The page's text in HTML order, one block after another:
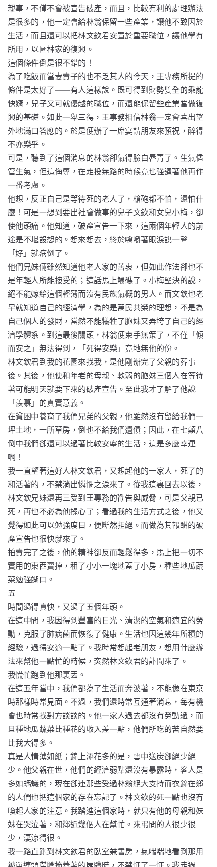
親事，不僅不會被宣告破產，而且，比較有利的處理辦法
是很多的，他一定會給林翁保留一些產業，讓他不致因於
生活，而且還可以把林文欽君安置於重要職位，讓他學有
所用，以圖林家的復興。
這個條件倒是很不錯的！
為了吃飯而當妻賣子的也不乏其人的今天，王專務所提的
條件是太好了——有人這樣說。既可得到財勢雙全的乘龍
快婿，兒子又可就優越的職位，而還能保留些產業當做復
興的基礎。如此一舉三得，王事務相信林翁一定會喜出望
外地滿口答應的。於是便辦了一席宴請朋友來預祝，醉得
不亦樂乎。
可是，聽到了這個消息的林翁卻氣得臉白唇青了。生氣儘
管生氣，但這侮辱，在走投無路的時候竟也強逼著他再作
一番考慮。
他想，反正自己是等待死的老人了，槍砲都不怕，還怕什
麼！可是一想到要出社會做事的兒子文欽和女兒小梅，卻
使他頭痛。他知道，破產宣告一下來，這兩個年輕人的前
途是不堪設想的。想來想去，終於噙嚼著眼淚說一聲
「好」就病倒了。
他們兄妹倆雖然知道他老人家的苦衷，但如此作法卻也不
是年輕人所能接受的；這話馬上觸礁了。小梅堅決的說，
絕不能嫁給這個輕薄而沒有民族氣概的男人。而文欽也老
早就知道自己的經濟學，為的是萬民共榮的理想，不是為
自己個人的發財，當然不能犧牲了胞妹又弄垮了自己的經
濟學體系。到這最後關頭，林翁便束手無策了，不僅「傾
而安之」無法得到，「死得安樂」竟地無他的份。
林文欽君到我的花園來找我，是他剛辦完了父親的葬事
後。其後，他使和年老的母親、軟弱的胞妹三個人在等待
著可能明天就要下來的破產宣告。至此我才了解了他說
「羨慕」的真實意義。
在貧困中養育了我們兄弟的父親，他雖然沒有留給我們一
坪土地，一所草房，倒也不給我們遺債；因此，在七顛八
倒中我們卻還可以過著比較安寧的生活，這是多麼幸運
啊！
我一直望著這好人林文欽君，又想起他的一家人，死了的
和活著的，不禁淌出憐憫之淚來了。從我這裏回去以後，
林文欽兄妹還再三受到王專務的勸告與威脅，可是父親已
死，再也不必為他操心了；看過我的生活方式之後，他又
覺得如此可以勉強度日，便斷然拒絕。而做為其報酬的破
產宣告也很快就來了。
拍賣完了之後，他的精神卻反而輕鬆得多，馬上把一切不
實用的東西賣掉，租了小小一塊地蓋了小房，種些地瓜蔬
菜勉強餬口。
五
時間過得真快，又過了五個年頭。
在這中間，我因得到豐富的日光、清潔的空氣和適宜的勞
動，克服了肺病菌而恢復了健康。生活也因這幾年所積的
經驗，過得安適一點了。我時常想起老朋友，想用什麼辦
法來幫他一點忙的時候，突然林文欽君的訃聞來了。
我慌忙跑到他那裏丟。
在這五年當中，我們都為了生活而奔波著，不能像在東京
時那樣時常見面。不過，我們還時常互通著消息，每有機
會也時常找對方談談的。他一家人過去都沒有勞動過，而
且種地瓜蔬菜比種花的收入差一點，他們所吃的苦自然要
比我大得多。
真是人情薄如紙；錦上添花多的是，雪中送炭卻絕少絕
少。他父親在世，他們的經濟弱點還沒有暴露時，客人是
多如螞蟻的，現在卻連那些受過林翁絕大支持而衣錦在鄉
的人們也把這個家的存在忘記了。林文欽的死一點也沒有
喚起人家的注意。我踏進這個家時，就只有他的母親和妹
妹在哭泣著，和鄰近幾個人在幫忙。來弔問的人很少很
少，淒涼得很。
我一路直跑到林文欽君的臥室兼書房，氣喘喘地看到那用
被單連頭帶臉掩蓋著的屍體時，不禁怔了一怔。我走過